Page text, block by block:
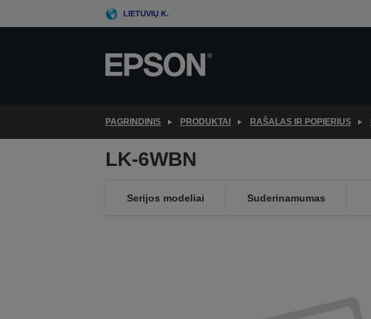
to
LIETUVIŲ K.
PAGRINDINIS PRODUKTAI RAŠALAS IR POPIERIUS
LK-6WBN
Serijos modeliai Suderinamumas